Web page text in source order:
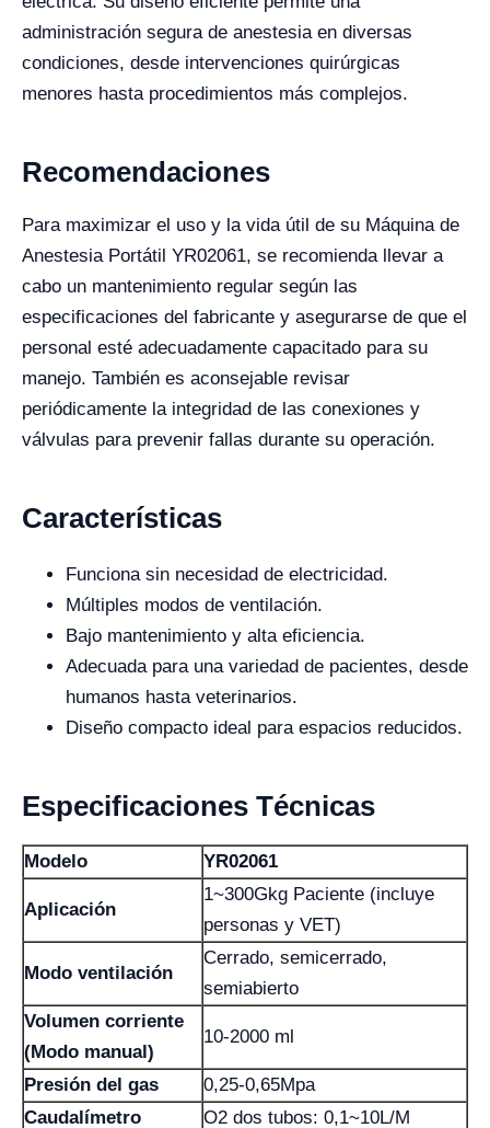
administración segura de anestesia en diversas
condiciones, desde intervenciones quirúrgicas
menores hasta procedimientos más complejos.
Recomendaciones
Para maximizar el uso y la vida útil de su Máquina de
Anestesia Portátil YR02061, se recomienda llevar a
cabo un mantenimiento regular según las
especificaciones del fabricante y asegurarse de que el
personal esté adecuadamente capacitado para su
manejo. También es aconsejable revisar
periódicamente la integridad de las conexiones y
válvulas para prevenir fallas durante su operación.
Características
Funciona sin necesidad de electricidad.
Múltiples modos de ventilación.
Bajo mantenimiento y alta eficiencia.
Adecuada para una variedad de pacientes, desde
humanos hasta veterinarios.
Diseño compacto ideal para espacios reducidos.
Especificaciones Técnicas
Modelo YR02061
Aplicación
1~300Gkg Paciente (incluye
personas y VET)
Modo ventilación
Cerrado, semicerrado,
semiabierto
Volumen corriente
(Modo manual)
10-2000 ml
Presión del gas
0,25-0,65Mpa
Caudalímetro
O2 dos tubos: 0,1~10L/M